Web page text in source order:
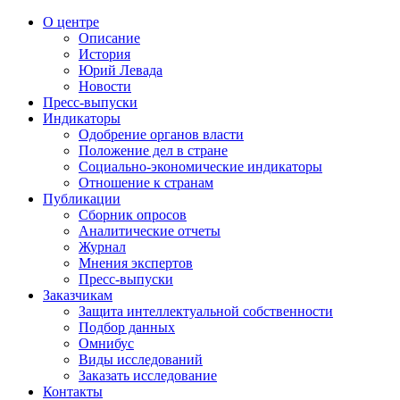
О центре
Описание
История
Юрий Левада
Новости
Пресс-выпуски
Индикаторы
Одобрение органов власти
Положение дел в стране
Социально-экономические индикаторы
Отношение к странам
Публикации
Сборник опросов
Аналитические отчеты
Журнал
Мнения экспертов
Пресс-выпуски
Заказчикам
Защита интеллектуальной собственности
Подбор данных
Омнибус
Виды исследований
Заказать исследование
Контакты